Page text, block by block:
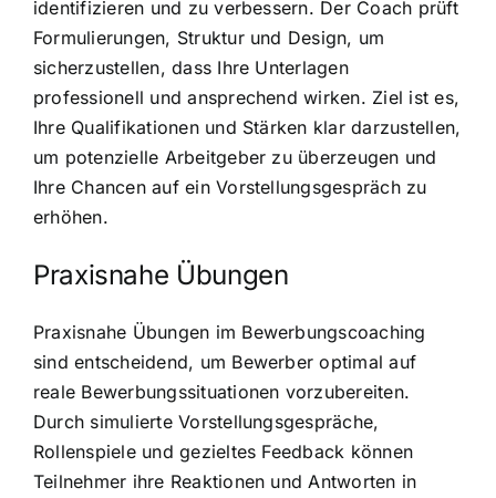
identifizieren und zu verbessern. Der Coach prüft
Formulierungen, Struktur und Design, um
sicherzustellen, dass Ihre Unterlagen
professionell und ansprechend wirken. Ziel ist es,
Ihre Qualifikationen und Stärken klar darzustellen,
um potenzielle Arbeitgeber zu überzeugen und
Ihre Chancen auf ein Vorstellungsgespräch zu
erhöhen.
Praxisnahe Übungen
Praxisnahe Übungen im Bewerbungscoaching
sind entscheidend, um Bewerber optimal auf
reale Bewerbungssituationen vorzubereiten.
Durch simulierte Vorstellungsgespräche,
Rollenspiele und gezieltes Feedback können
Teilnehmer ihre Reaktionen und Antworten in